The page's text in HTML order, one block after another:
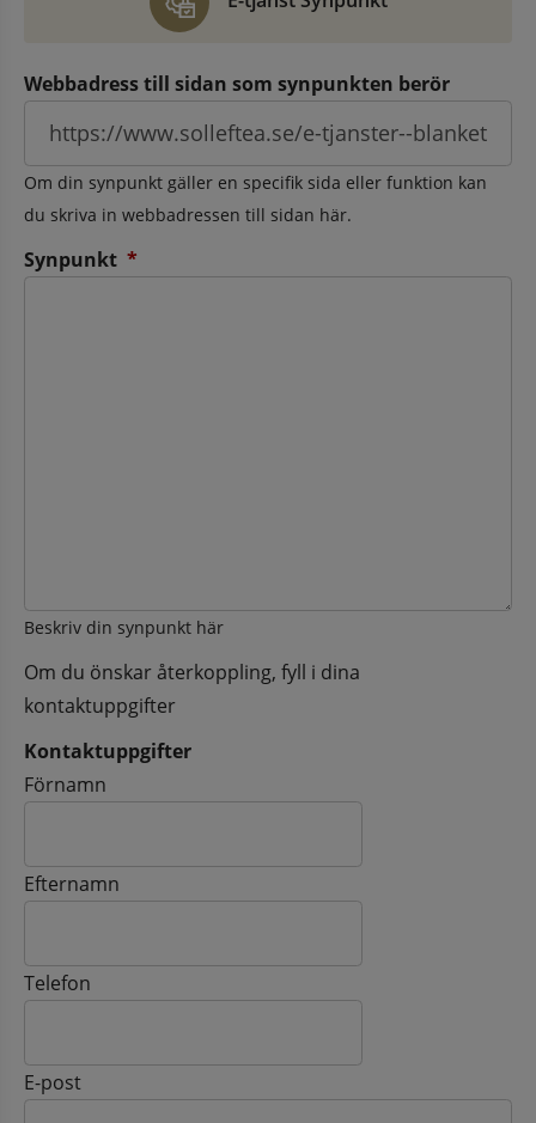
Webbadress till sidan som synpunkten berör
Om din synpunkt gäller en specifik sida eller funktion kan
du skriva in webbadressen till sidan här.
Synpunkt *
Beskriv din synpunkt här
Om du önskar återkoppling, fyll i dina
kontaktuppgifter
Kontaktuppgifter
Kontaktuppgifter
Förnamn
Efternamn
Telefon
E-post